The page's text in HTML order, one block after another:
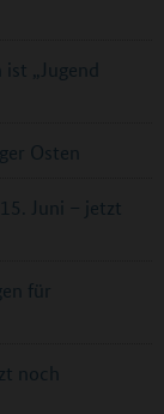
„Jugend
Osten
Juni – jetzt
für
noch